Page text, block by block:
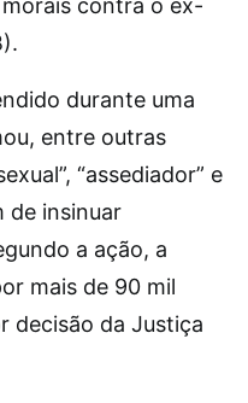
contra o ex-
durante uma
entre outras
“assediador” e
de insinuar
a ação, a
mais de 90 mil
decisão da Justiça